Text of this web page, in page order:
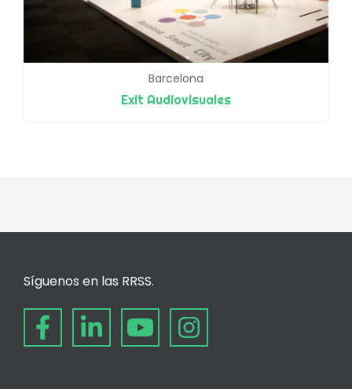
Barcelona
Exit Audiovisuales
Síguenos en las RRSS.